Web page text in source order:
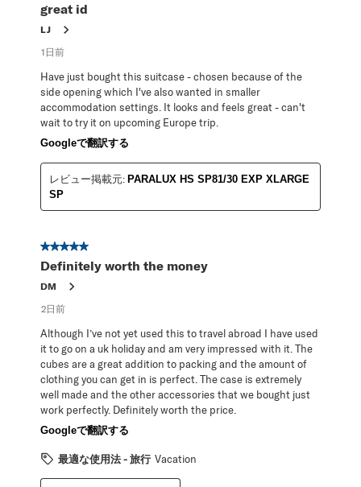
ー。
great id
LJ
1日前
Have just bought this suitcase - chosen because of the
side opening which I've also wanted in smaller
accommodation settings. It looks and feels great - can't
wait to try it on upcoming Europe trip.
Googleで翻訳する
レビュー掲載元: PARALUX HS SP81/30 EXP XLARGE
SP
星5／5個です。
Definitely worth the money
DM
2日前
Although I’ve not yet used this to travel abroad I have used
it to go on a uk holiday and am very impressed with it. The
cubes are a great addition to packing and the amount of
clothing you can get in is perfect. The case is extremely
well made and the other accessories that we bought just
work perfectly. Definitely worth the price.
Googleで翻訳する
最適な使用法 - 旅行 Vacation